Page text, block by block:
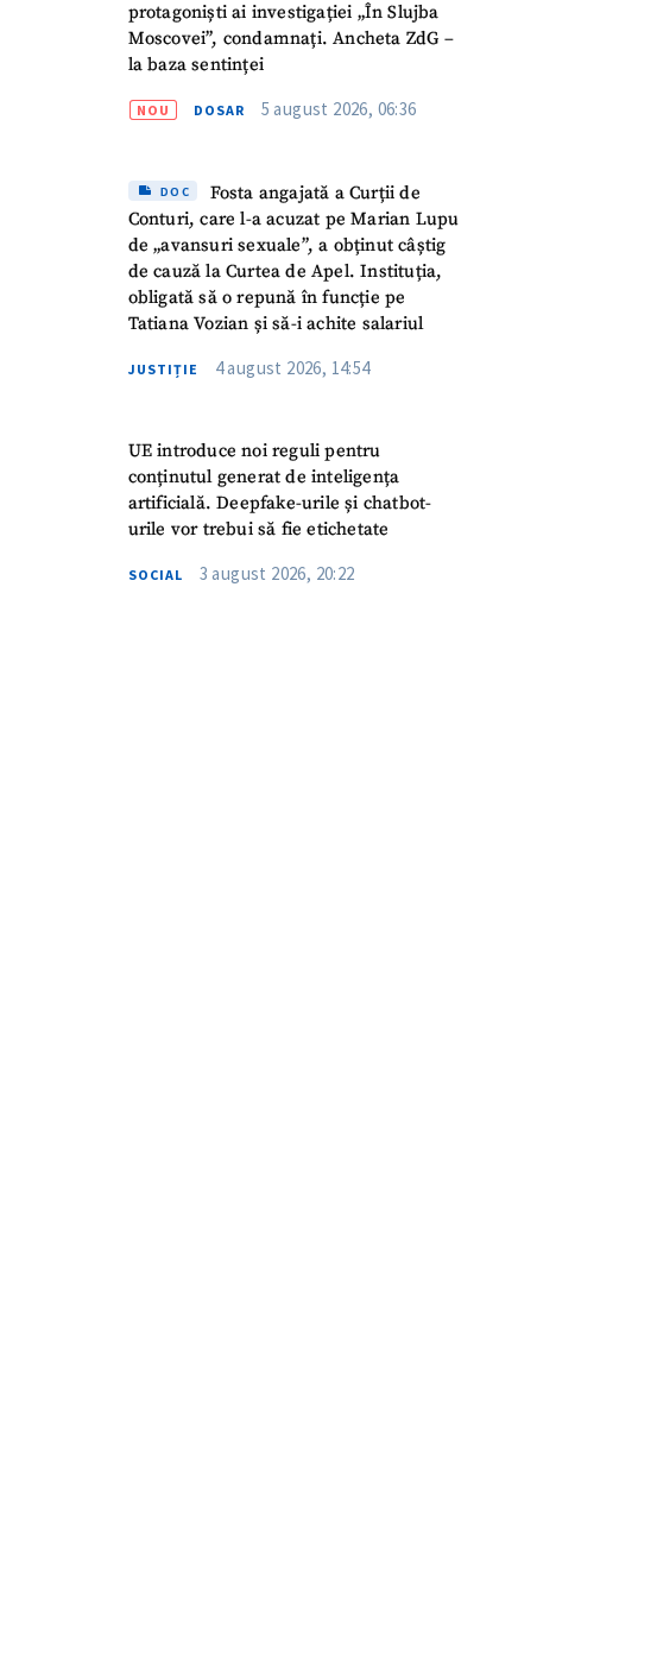
protagoniști ai investigației „În Slujba
Moscovei”, condamnați. Ancheta ZdG –
la baza sentinței
NOU DOSAR 5 august 2026, 06:36
DOC
Fosta angajată a Curții de
Conturi, care l-a acuzat pe Marian Lupu
de „avansuri sexuale”, a obținut câștig
de cauză la Curtea de Apel. Instituția,
obligată să o repună în funcție pe
Tatiana Vozian și să-i achite salariul
JUSTIȚIE 4 august 2026, 14:54
UE introduce noi reguli pentru
conținutul generat de inteligența
artificială. Deepfake-urile și chatbot-
urile vor trebui să fie etichetate
SOCIAL 3 august 2026, 20:22
+ Numele meu
Am citit și sunt de acord cu
politica de
TRIMITE ȘTIREA